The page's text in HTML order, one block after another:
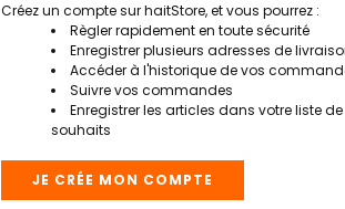
Créez un compte sur haitStore, et vous pourrez :
Règler rapidement en toute sécurité
Enregistrer plusieurs adresses de
Accéder à l'historique de vos
Suivre vos commandes
Enregistrer les articles dans votre liste de
souhaits
JE CRÉE MON COMPTE